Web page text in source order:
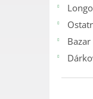
Bazar